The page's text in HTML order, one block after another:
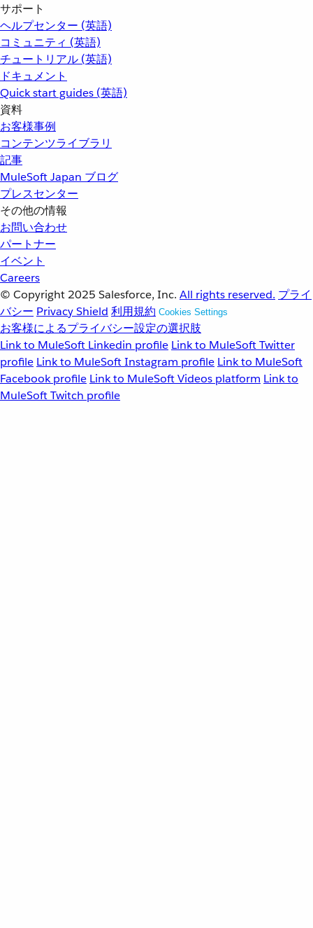
サポート
ヘルプセンター (英語)
コミュニティ (英語)
チュートリアル (英語)
ドキュメント
Quick start guides (英語)
資料
お客様事例
コンテンツライブラリ
記事
MuleSoft Japan ブログ
プレスセンター
その他の情報
お問い合わせ
パートナー
イベント
Careers
© Copyright 2025 Salesforce, Inc. All rights reserved. プライ
バシー Privacy Shield 利用規約 Cookies Settings
お客様によるプライバシー設定の選択肢
Link to MuleSoft Linkedin profile Link to MuleSoft Twitter
profile Link to MuleSoft Instagram profile Link to MuleSoft
Facebook profile Link to MuleSoft Videos platform Link to
MuleSoft Twitch profile